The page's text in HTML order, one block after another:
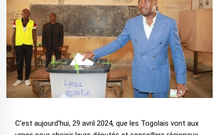
C’est aujourd’hui, 29 avril 2024, que les Togolais vont aux